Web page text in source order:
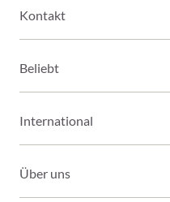
Kontakt
Beliebt
International
Über uns